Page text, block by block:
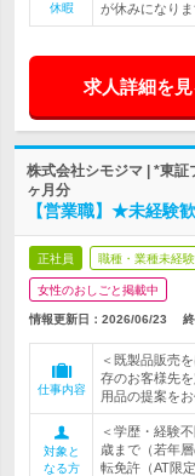
休暇
が休みになり
求人詳細を見
株式会社シモジマ | *東
ヶ月分
【営業職】★未経験
正社員 職種・業種未経
女性のおしごと掲載中
情報更新日：2026/06/23
仕事内容
＜既製品販売
存のお客様先
用品の提案をお
対象と
なる方
＜学歴・経験
歳まで（若年
転免許（AT限定